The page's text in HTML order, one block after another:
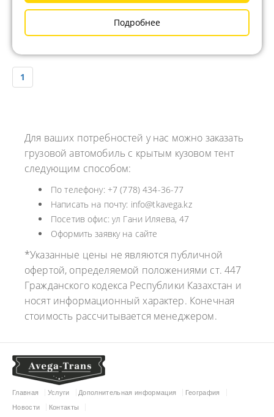
Подробнее
1
Для ваших потребностей у нас можно заказать
грузовой автомобиль с крытым кузовом тент
следующим способом:
По телефону: +7 (778) 434-36-77
Написать на почту: info@tkavega.kz
Посетив офис: ул Гани Иляева, 47
Оформить заявку на сайте
*Указанные цены не являются публичной
офертой, определяемой положениями ст. 447
Гражданского кодекса Республики Казахстан и
носят информационный характер. Конечная
стоимость рассчитывается менеджером.
Главная Услуги Дополнительная информация
География
Новости
Контакты